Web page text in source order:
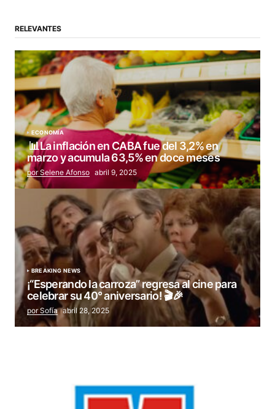
RELEVANTES
ECONOMÍA
📊La inflación en CABA fue del 3,2% en
marzo y acumula 63,5% en doce meses
por Selene Afonso abril 9, 2025
BREAKING NEWS
¡“Esperando la carroza” regresa al cine para
celebrar su 40° aniversario! 🎬🎉
por Sofía abril 28, 2025